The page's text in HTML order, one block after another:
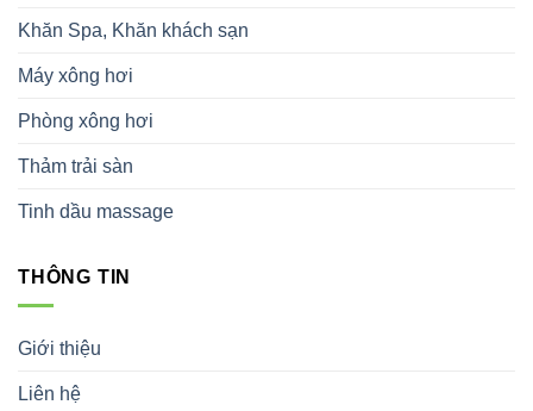
Khăn Spa, Khăn khách sạn
Máy xông hơi
Phòng xông hơi
Thảm trải sàn
Tinh dầu massage
THÔNG TIN
Giới thiệu
Liên hệ